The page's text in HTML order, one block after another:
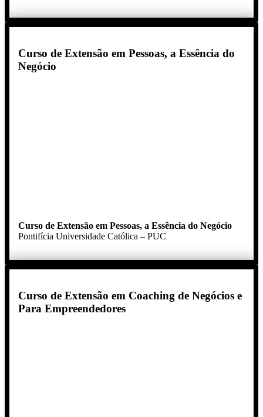
Curso de Extensão em Pessoas, a Essência do
Negócio
Curso de Extensão em Pessoas, a Essência do Negócio
Pontifícia Universidade Católica – PUC
Curso de Extensão em Coaching de Negócios e
Para Empreendedores